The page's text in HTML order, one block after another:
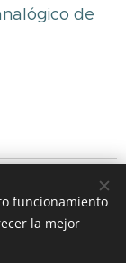
de
funcionamiento
la mejor